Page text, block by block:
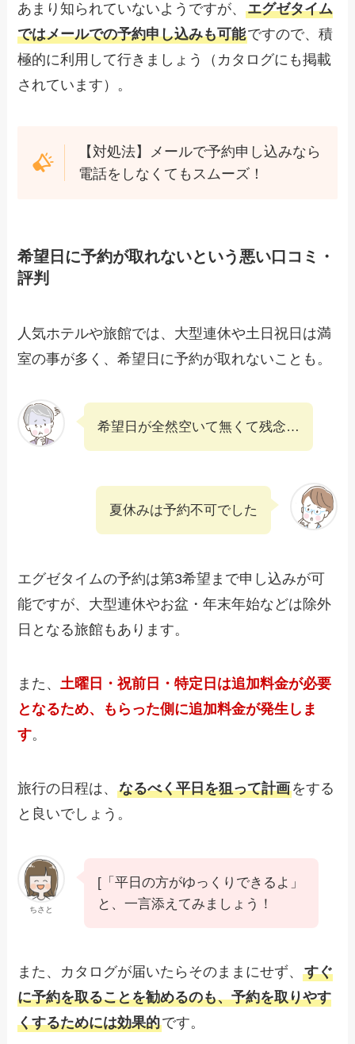
あまり知られていないようですが、エグゼタイム
ではメールでの予約申し込みも可能ですので、積
極的に利用して行きましょう（カタログにも掲載
されています）。
【対処法】メールで予約申し込みなら
電話をしなくてもスムーズ！
希望日に予約が取れないという悪い口コミ・
評判
人気ホテルや旅館では、大型連休や土日祝日は満
室の事が多く、希望日に予約が取れないことも。
希望日が全然空いて無くて残念…
夏休みは予約不可でした
エグゼタイムの予約は第3希望まで申し込みが可
能ですが、大型連休やお盆・年末年始などは除外
日となる旅館もあります。
また、 土曜日・祝前日・特定日は追加料金が必要
となるため、もらった側に追加料金が発生しま
す。
旅行の日程は、なるべく平日を狙って計画をする
と良いでしょう。
ちさと
[「平日の方がゆっくりできるよ」
と、一言添えてみましょう！
また、カタログが届いたらそのままにせず、すぐ
に予約を取ることを勧めるのも、予約を取りやす
くするためには効果的です。